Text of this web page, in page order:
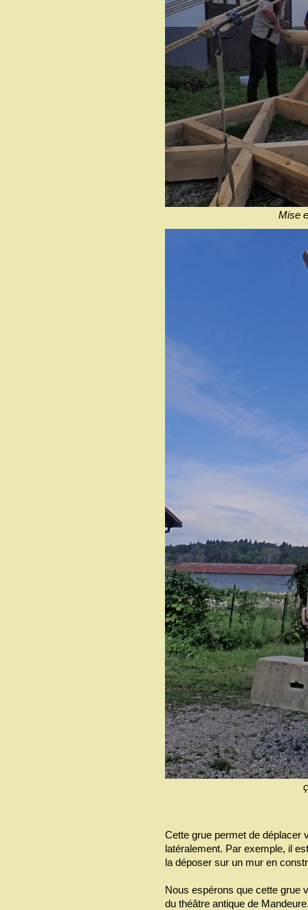
Mise
Cette grue permet de déplacer
latéralement. Par exemple, il
la déposer sur un mur en
Nous espérons que cette grue
du théâtre antique de